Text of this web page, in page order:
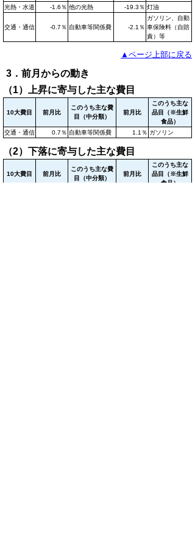
光熱・水道
-1.6％ 他の光熱 -19.3％ 灯油
交通・通信 -0.7％ 自動車等関係費 -2.1％
ガソリン、自動
車保険料（自賠
責）等
▲ページ上部に戻る
3．前月からの動き
（1）上昇に寄与した主な費目
10大費目 前月比
このうち主な費
目（中分類）
前月比
このうち主な
品目（※生鮮
食品）
交通・通信
0.7％ 自動車等関係費 1.1％ ガソリン
（2）下落に寄与した主な費目
10大費目 前月比
このうち主な費
目（中分類）
前月比
このうち主な
品目（※生鮮
食品）